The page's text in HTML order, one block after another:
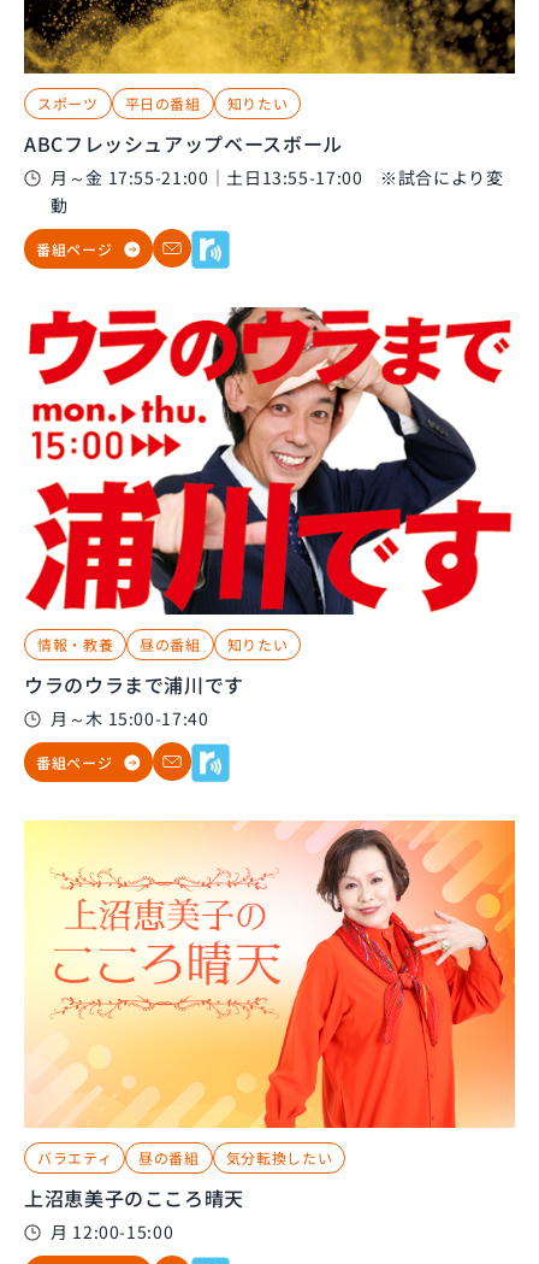
スポーツ 平日の番組 知りたい
ABCフレッシュアップベースボール
月～金 17:55-21:00｜土日13:55-17:00 ※試合により変
動
番組ページ
情報・教養 昼の番組 知りたい
ウラのウラまで浦川です
月～木 15:00-17:40
番組ページ
バラエティ 昼の番組 気分転換したい
上沼恵美子のこころ晴天
月 12:00-15:00